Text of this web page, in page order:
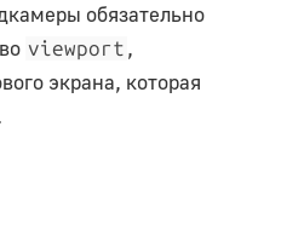
обязательно
viewport ,
экрана, которая